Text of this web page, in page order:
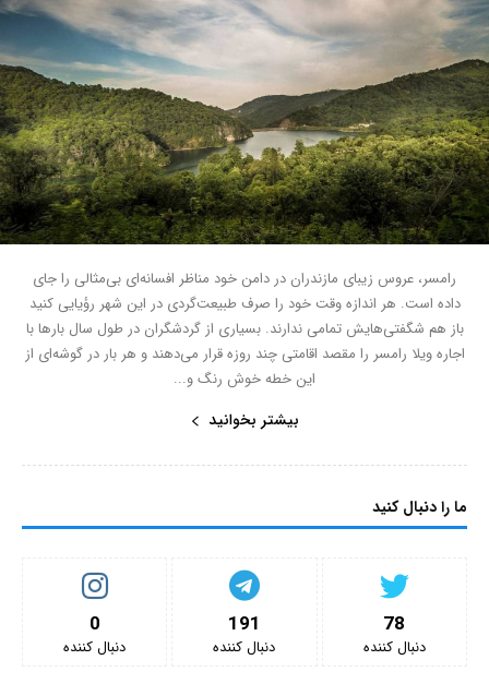
رامسر، عروس زیبای مازندران در دامن خود مناظر افسانه‌ای بی‌مثالی را جای
داده است. هر اندازه وقت خود را صرف طبیعت‌گردی در این شهر ر‌‌‌و‌ٔیایی کنید
باز هم شگفتی‌هایش تمامی ندارند. بسیاری از گردشگران در طول سال بارها با
اجاره ویلا رامسر را مقصد اقامتی چند روزه قرار می‌دهند و هر بار در گوشه‌ای از
این خطه خوش رنگ و...
بیشتر بخوانید
ما را دنبال کنید
0
دنبال کننده‌
191
دنبال کننده‌
78
دنبال کننده‌